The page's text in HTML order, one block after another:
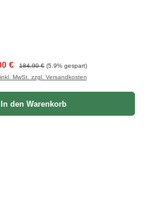
€ Regulärer Preis:
184,90 € (5.9% gespart)
MwSt. zzgl. Versandkosten
In den Warenkorb